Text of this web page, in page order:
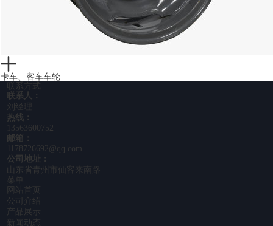
卡车、客车车轮
联系方式
联系人：
刘经理
热线：
13563600752
邮箱：
1178726692@qq.com
公司地址：
山东省青州市仙客来南路
菜单
网站首页
公司介绍
产品展示
新闻动态